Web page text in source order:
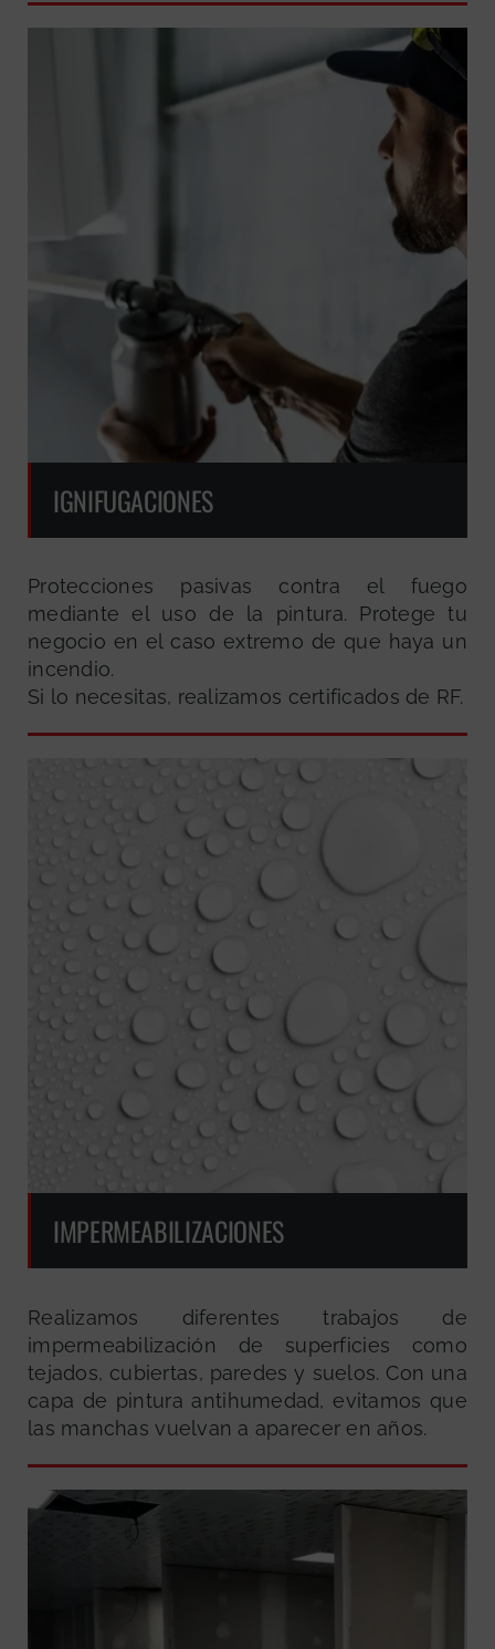
IGNIFUGACIONES
Protecciones pasivas contra el fuego
mediante el uso de la pintura. Protege tu
negocio en el caso extremo de que haya un
incendio.
Si lo necesitas, realizamos certificados de RF.
IMPERMEABILIZACIONES
Realizamos diferentes trabajos de
impermeabilización de superficies como
tejados, cubiertas, paredes y suelos. Con una
capa de pintura antihumedad, evitamos que
las manchas vuelvan a aparecer en años.